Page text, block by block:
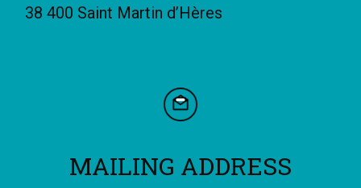
38 400 Saint Martin d’Hères
MAILING ADDRESS